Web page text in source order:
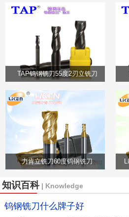
TAP钨钢铣刀55度2刃立铣刀
力肯立铣刀60度钨钢铣刀
知识百科| Knowledge
钨钢铣刀什么牌子好